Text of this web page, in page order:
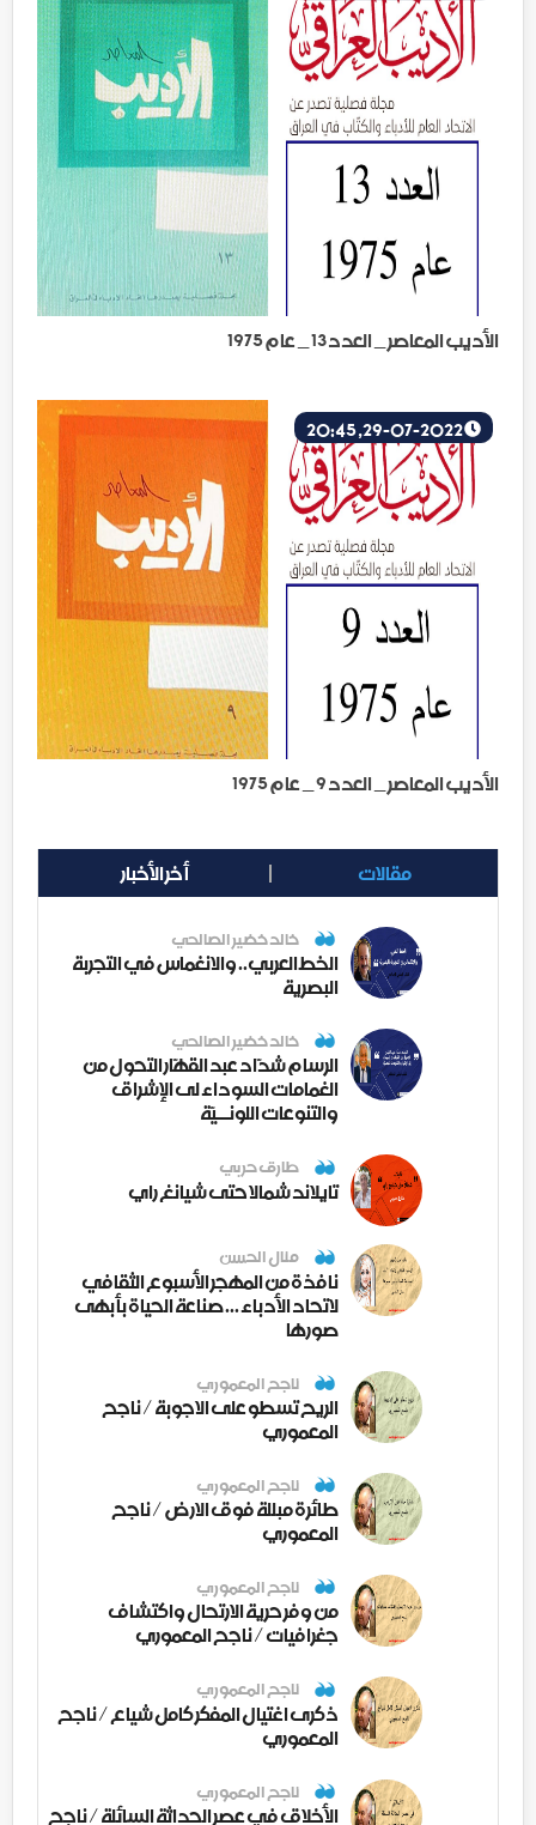
الأديب المعاصر _ العدد 13 _ عام 1975
الأديب المعاصر _ العدد 9 _ عام 1975
مقالات أخر الأخبار
خالد خضير الصالحي
الخط العربي.. والانغماس في التجربة
البصرية
خالد خضير الصالحي
الرسام شدّاد عبد القهّار التحول من
الغمامات السوداء لى الإشراق
والتنوعات اللونــيّة
طارق حربي
تايلاند شمالا حتى شيانغ راي
منال الحسن
نافذة من المهجر الأسبوع الثقافي
لاتحاد الأدباء ... صناعة الحياة بأبهى
صورها
ناجح المعموري
الريح تسطو على الاجوبة / ناجح
المعموري
ناجح المعموري
طائرة مبللة فوق الارض / ناجح
المعموري
ناجح المعموري
من وفر حرية الارتحال واكتشاف
جغرافيات / ناجح المعموري
ناجح المعموري
ذكرى اغتيال المفكر كامل شياع / ناجح
المعموري
ناجح المعموري
الأخلاق في عصر الحداثة السائلة / ناجح